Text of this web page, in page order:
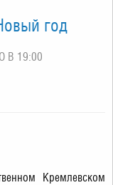
год
В 19:00
Кремлевском